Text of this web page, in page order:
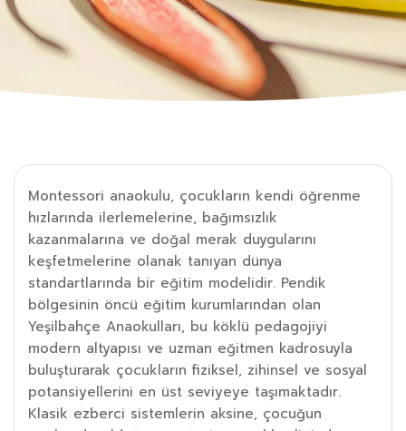
Montessori anaokulu, çocukların kendi öğrenme
hızlarında ilerlemelerine, bağımsızlık
kazanmalarına ve doğal merak duygularını
keşfetmelerine olanak tanıyan dünya
standartlarında bir eğitim modelidir. Pendik
bölgesinin öncü eğitim kurumlarından olan
Yeşilbahçe Anaokulları, bu köklü pedagojiyi
modern altyapısı ve uzman eğitmen kadrosuyla
buluşturarak çocukların fiziksel, zihinsel ve sosyal
potansiyellerini en üst seviyeye taşımaktadır.
Klasik ezberci sistemlerin aksine, çocuğun